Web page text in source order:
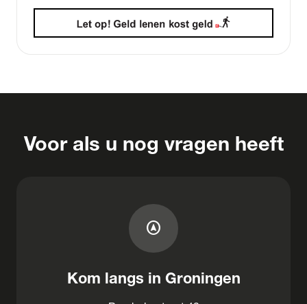
Voor als u nog vragen heeft
assistant_navigation
Kom langs in Groningen